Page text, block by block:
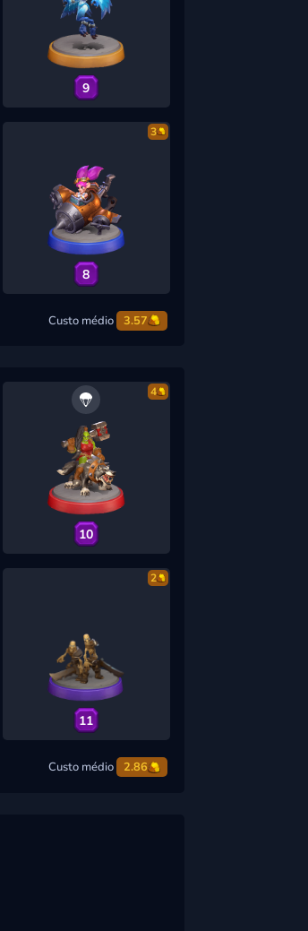
9
3
8
Custo médio 3.57
4
10
2
11
Custo médio 2.86